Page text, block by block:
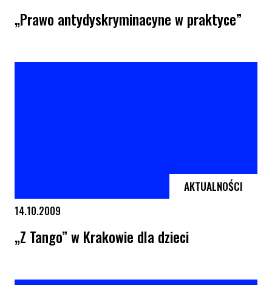
„Prawo antydyskryminacyne w praktyce”
AKTUALNOŚCI
14.10.2009
„Z Tango” w Krakowie dla dzieci